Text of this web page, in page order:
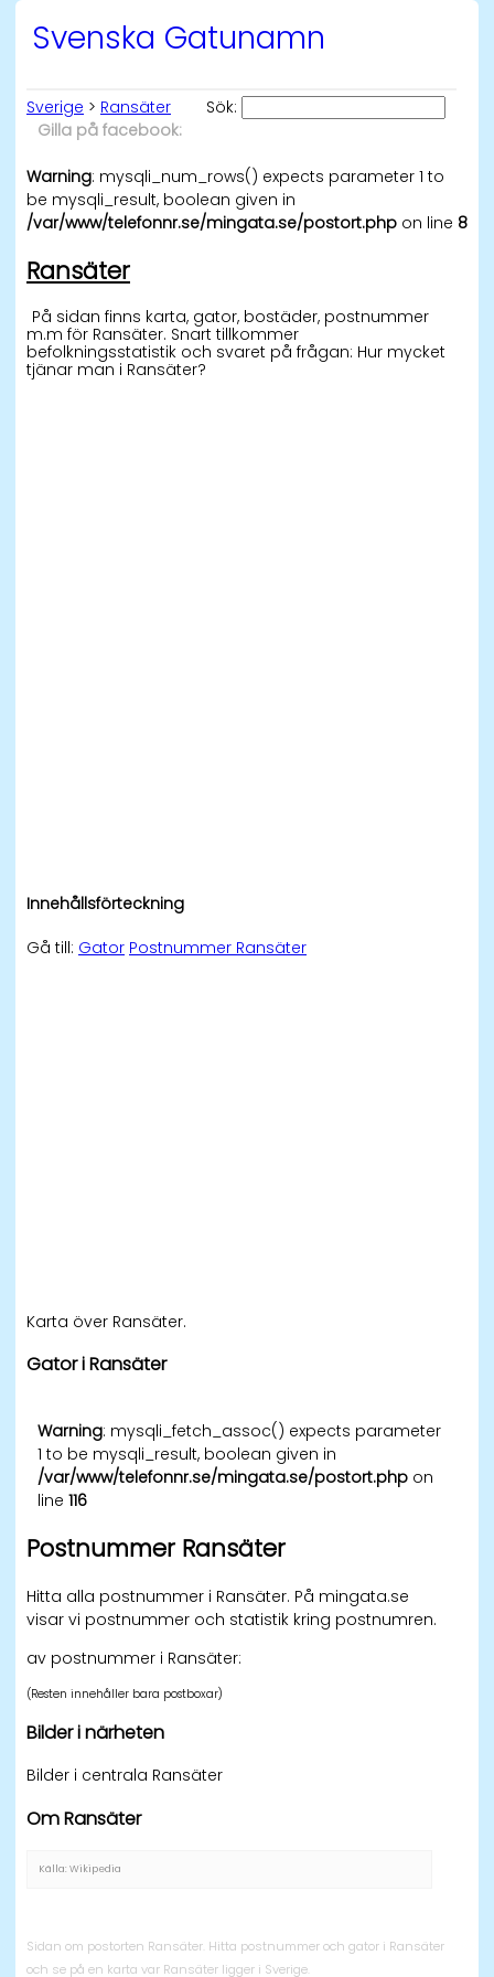
Svenska Gatunamn
Sverige > Ransäter
Sök:
Gilla på facebook:
Warning: mysqli_num_rows() expects parameter 1 to
be mysqli_result, boolean given in
/var/www/telefonnr.se/mingata.se/postort.php on line 8
Ransäter
På sidan finns karta, gator, bostäder, postnummer
m.m för Ransäter. Snart tillkommer
befolkningsstatistik och svaret på frågan: Hur mycket
tjänar man i Ransäter?
Innehållsförteckning
Gå till: Gator Postnummer Ransäter
Karta över Ransäter.
Gator i Ransäter
Warning: mysqli_fetch_assoc() expects parameter
1 to be mysqli_result, boolean given in
/var/www/telefonnr.se/mingata.se/postort.php on
line 116
Postnummer Ransäter
Hitta alla postnummer i Ransäter. På mingata.se
visar vi postnummer och statistik kring postnumren.
av postnummer i Ransäter:
(Resten innehåller bara postboxar)
Bilder i närheten
Bilder i centrala Ransäter
Om Ransäter
Källa: Wikipedia
Sidan om postorten Ransäter. Hitta postnummer och gator i Ransäter
och se på en karta var Ransäter ligger i Sverige.